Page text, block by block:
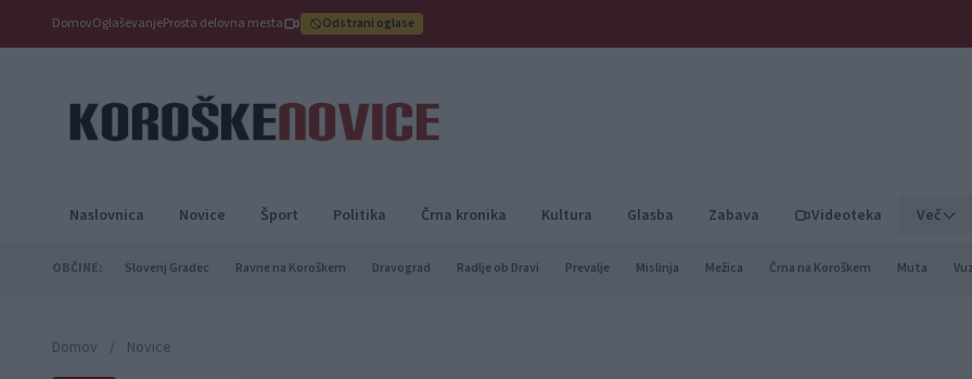
DomovOglaševanjeProsta delovna mesta Odstrani oglase
Naslovnica Novice Šport Politika Črna kronika Kultura Glasba Zabava Videoteka Več
OBČINE: Slovenj Gradec Ravne na Koroškem Dravograd Radlje ob Dravi Prevalje Mislinja Mežica Črna na Koroškem Muta
Domov / Novice